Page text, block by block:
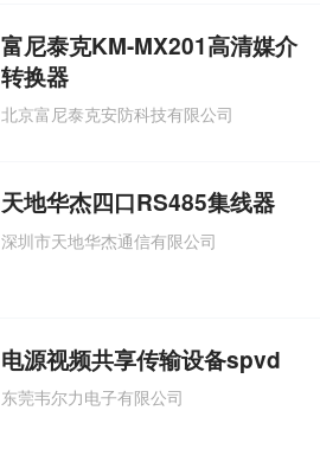
富尼泰克KM-MX201高清媒介
转换器
北京富尼泰克安防科技有限公司
天地华杰四口RS485集线器
深圳市天地华杰通信有限公司
电源视频共享传输设备spvd
东莞韦尔力电子有限公司